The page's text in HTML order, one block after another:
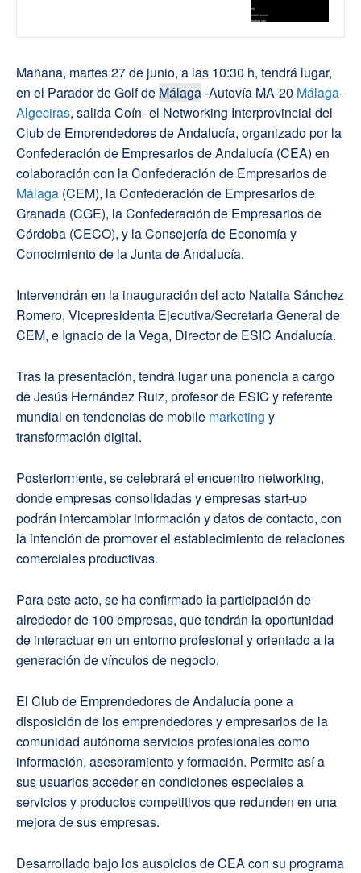
Mañana, martes 27 de junio, a las 10:30 h, tendrá lugar,
en el Parador de Golf de Málaga-Autovía MA-20 Málaga-
Algeciras, salida Coín- el Networking Interprovincial del
Club de Emprendedores de Andalucía, organizado por la
Confederación de Empresarios de Andalucía (CEA) en
colaboración con la Confederación de Empresarios de
Málaga (CEM), la Confederación de Empresarios de
Granada (CGE), la Confederación de Empresarios de
Córdoba (CECO), y la Consejería de Economía y
Conocimiento de la Junta de Andalucía.
Intervendrán en la inauguración del acto Natalia Sánchez
Romero, Vicepresidenta Ejecutiva/Secretaria General de
CEM, e Ignacio de la Vega, Director de ESIC Andalucía.
Tras la presentación, tendrá lugar una ponencia a cargo
de Jesús Hernández Ruiz, profesor de ESIC y referente
mundial en tendencias de mobile marketing y
transformación digital.
Posteriormente, se celebrará el encuentro networking,
donde empresas consolidadas y empresas start-up
podrán intercambiar información y datos de contacto, con
la intención de promover el establecimiento de relaciones
comerciales productivas.
Para este acto, se ha confirmado la participación de
alrededor de 100 empresas, que tendrán la oportunidad
de interactuar en un entorno profesional y orientado a la
generación de vínculos de negocio.
El Club de Emprendedores de Andalucía pone a
disposición de los emprendedores y empresarios de la
comunidad autónoma servicios profesionales como
información, asesoramiento y formación. Permite así a
sus usuarios acceder en condiciones especiales a
servicios y productos competitivos que redunden en una
mejora de sus empresas.
Desarrollado bajo los auspicios de CEA con su programa